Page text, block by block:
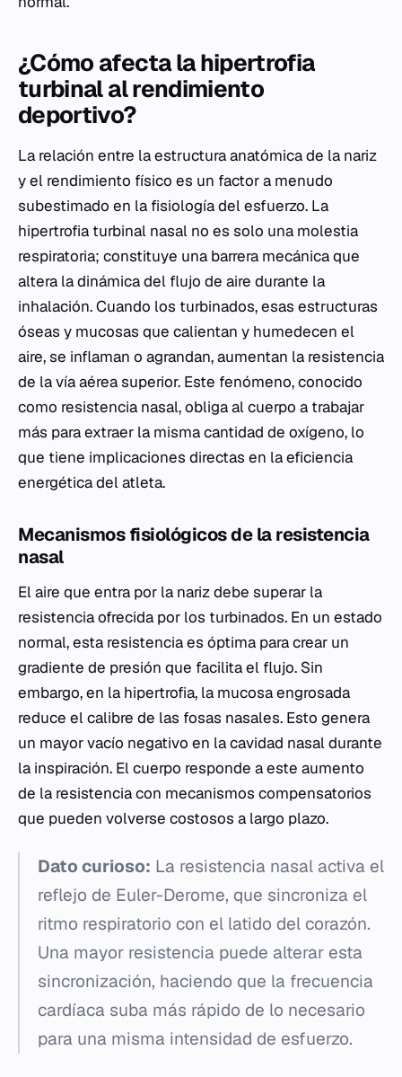
¿Cómo afecta la hipertrofia
turbinal al rendimiento
deportivo?
La relación entre la estructura anatómica de la nariz
y el rendimiento físico es un factor a menudo
subestimado en la fisiología del esfuerzo. La
hipertrofia turbinal nasal no es solo una molestia
respiratoria; constituye una barrera mecánica que
altera la dinámica del flujo de aire durante la
inhalación. Cuando los turbinados, esas estructuras
óseas y mucosas que calientan y humedecen el
aire, se inflaman o agrandan, aumentan la resistencia
de la vía aérea superior. Este fenómeno, conocido
como resistencia nasal, obliga al cuerpo a trabajar
más para extraer la misma cantidad de oxígeno, lo
que tiene implicaciones directas en la eficiencia
energética del atleta.
Mecanismos fisiológicos de la resistencia
nasal
El aire que entra por la nariz debe superar la
resistencia ofrecida por los turbinados. En un estado
normal, esta resistencia es óptima para crear un
gradiente de presión que facilita el flujo. Sin
embargo, en la hipertrofia, la mucosa engrosada
reduce el calibre de las fosas nasales. Esto genera
un mayor vacío negativo en la cavidad nasal durante
la inspiración. El cuerpo responde a este aumento
de la resistencia con mecanismos compensatorios
que pueden volverse costosos a largo plazo.
Dato curioso: La resistencia nasal activa el
reflejo de Euler-Derome, que sincroniza el
ritmo respiratorio con el latido del corazón.
Una mayor resistencia puede alterar esta
sincronización, haciendo que la frecuencia
cardíaca suba más rápido de lo necesario
para una misma intensidad de esfuerzo.